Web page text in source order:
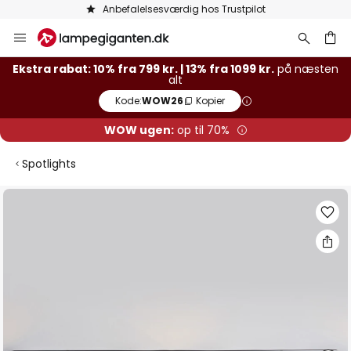
Anbefalelsesværdig hos Trustpilot
to
Content
Ekstra rabat: 10% fra 799 kr. | 13% fra 1099 kr. på næsten
alt
Kode:WOW26 Kopier
WOW ugen:op til 70%
Spotlights
Gå